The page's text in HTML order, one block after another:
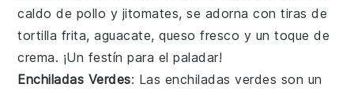
caldo de pollo y jitomates, se adorna con tiras de
tortilla frita,aguacate,queso fresco y un toque de
crema. ¡Un festín para el paladar!
Enchiladas Verdes: Las enchiladas verdes son un